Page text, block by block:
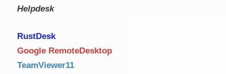
Helpdesk
RustDesk
Google RemoteDesktop
TeamViewer11